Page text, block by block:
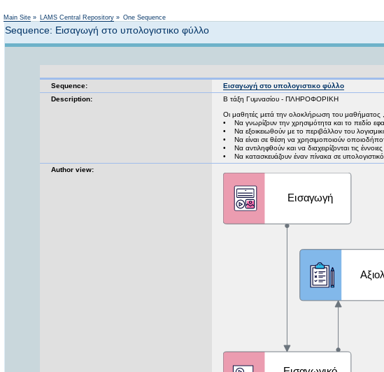
Main Site » LAMS Central Repository » One Sequence
Sequence: Εισαγωγή στο υπολογιστικο φύλλο
Sequence:
Εισαγωγή στο υπολογιστικο φύλλο
Description: Β τάξη Γυμνασίου - ΠΛΗΡΟΦΟΡΙΚΗ
Οι μαθητές μετά την ολοκλήρωση του μαθήματος ,
• Να γνωρίζουν την χρησιμότητα και το πεδίο
• Να εξοικειωθούν με το περιβάλλον του
• Να είναι σε θέση να χρησιμοποιούν
• Να αντιληφθούν και να διαχειρίζονται τις
• Να κατασκευάζουν έναν πίνακα σε
Author view: